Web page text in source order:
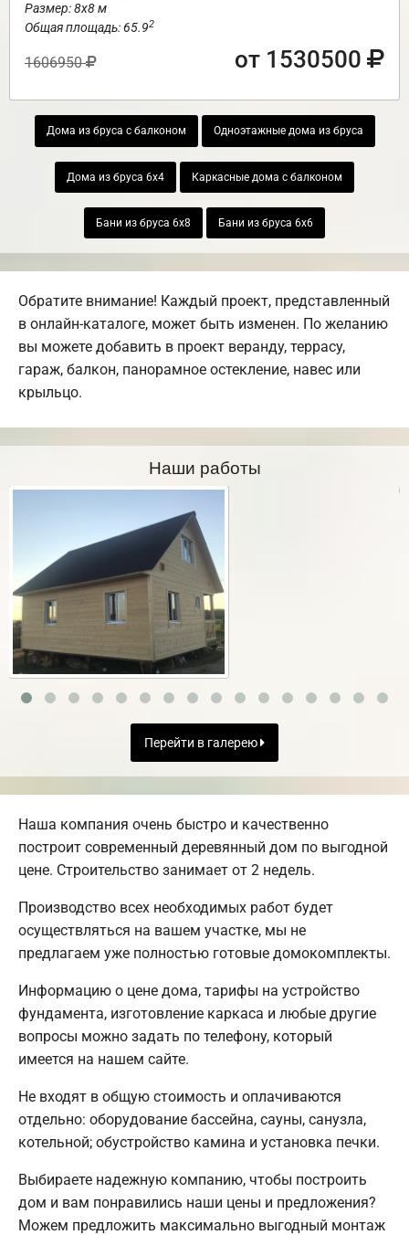
Размер: 8х8 м
Общая площадь: 65.92
1606950 от 1530500
Дома из бруса с балконом Одноэтажные дома из бруса
Дома из бруса 6х4 Каркасные дома с балконом
Бани из бруса 6х8 Бани из бруса 6х6
Обратите внимание! Каждый проект, представленный
в онлайн-каталоге, может быть изменен. По желанию
вы можете добавить в проект веранду, террасу,
гараж, балкон, панорамное остекление, навес или
крыльцо.
Наши работы
Перейти в галерею
Наша компания очень быстро и качественно
построит современный деревянный дом по выгодной
цене. Строительство занимает от 2 недель.
Производство всех необходимых работ будет
осуществляться на вашем участке, мы не
предлагаем уже полностью готовые домокомплекты.
Информацию о цене дома, тарифы на устройство
фундамента, изготовление каркаса и любые другие
вопросы можно задать по телефону, который
имеется на нашем сайте.
Не входят в общую стоимость и оплачиваются
отдельно: оборудование бассейна, сауны, санузла,
котельной; обустройство камина и установка печки.
Выбираете надежную компанию, чтобы построить
дом и вам понравились наши цены и предложения?
Можем предложить максимально выгодный монтаж